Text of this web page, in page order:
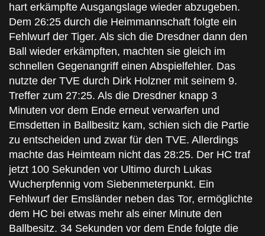
hart erkämpfte Ausgangslage wieder abzugeben.
Dem 26:25 durch die Heimmannschaft folgte ein
Fehlwurf der Tiger. Als sich die Dresdner dann den
Ball wieder erkämpften, machten sie gleich im
schnellen Gegenangriff einen Abspielfehler. Das
nutzte der TVE durch Dirk Holzner mit seinem 9.
Treffer zum 27:25. Als die Dresdner knapp 3
Minuten vor dem Ende erneut verwarfen und
Emsdetten in Ballbesitz kam, schien sich die Partie
zu entscheiden und zwar für den TVE. Allerdings
machte das Heimteam nicht das 28:25. Der HC traf
jetzt 100 Sekunden vor Ultimo durch Lukas
Wucherpfennig vom Siebenmeterpunkt. Ein
Fehlwurf der Emsländer neben das Tor, ermöglichte
dem HC bei etwas mehr als einer Minute den
Ballbesitz. 34 Sekunden vor dem Ende folgte die